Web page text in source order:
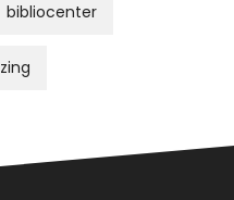
bibliocenter